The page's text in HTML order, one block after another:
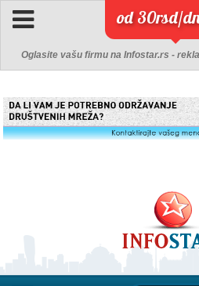
od 30rsd/
Oglasite vašu firmu na Infostar.rs -